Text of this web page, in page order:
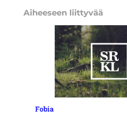
Aiheeseen liittyvää
Fobia